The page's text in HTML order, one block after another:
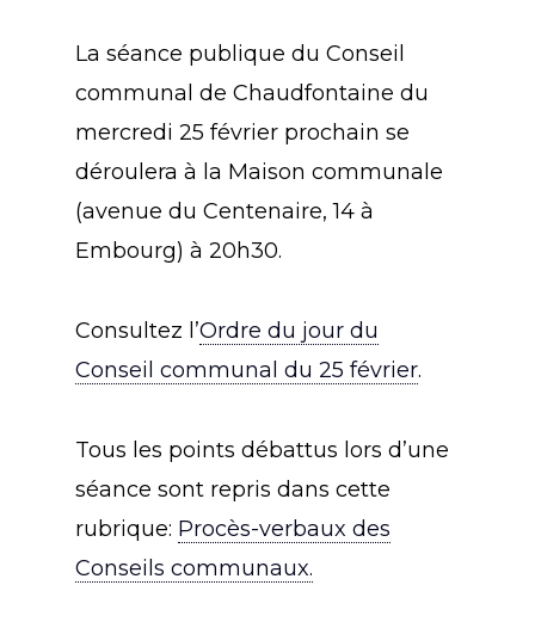
La séance publique du Conseil
communal de Chaudfontaine du
mercredi 25 février prochain se
déroulera à la Maison communale
(avenue du Centenaire, 14 à
Embourg) à 20h30.
Consultez l’Ordre du jour du
Conseil communal du 25 février.
Tous les points débattus lors d’une
séance sont repris dans cette
rubrique: Procès-verbaux des
Conseils communaux.